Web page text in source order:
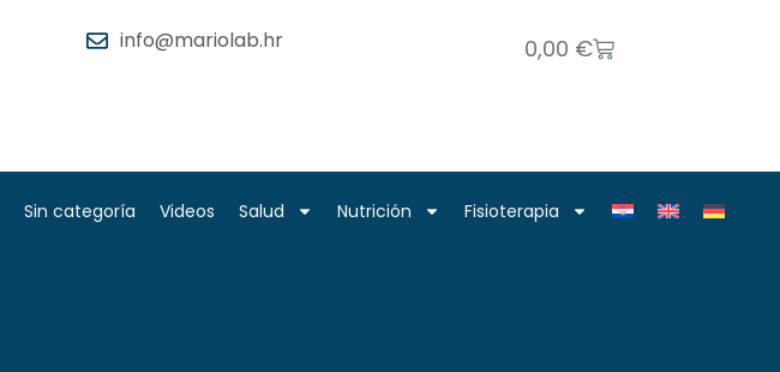
info@mariolab.hr 0,00 €
Sin categoría Videos Salud Nutrición Fisioterapia